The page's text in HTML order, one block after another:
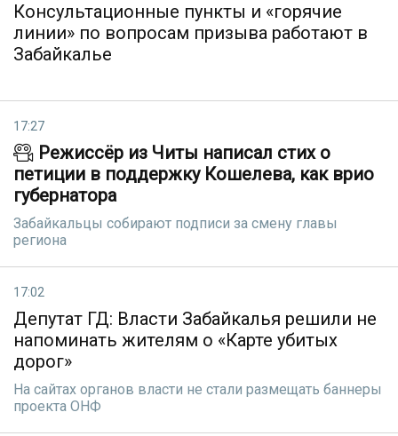
Консультационные пункты и «горячие
линии» по вопросам призыва работают в
Забайкалье
17:27
Режиссёр из Читы написал стих о
петиции в поддержку Кошелева, как врио
губернатора
Забайкальцы собирают подписи за смену главы
региона
17:02
Депутат ГД: Власти Забайкалья решили не
напоминать жителям о «Карте убитых
дорог»
На сайтах органов власти не стали размещать баннеры
проекта ОНФ